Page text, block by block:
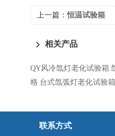
上一篇：恒温试验箱
相关产品
QY风冷氙灯老化试验箱
格 台式氙弧灯老化试验箱
联系方式